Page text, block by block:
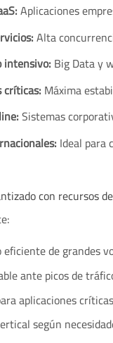
Aplicaciones
Alta
intensivo: Big Data y
críticas: Máxima
Sistemas
Ideal para
con recursos
de grandes
ante picos de
aplicaciones críticas
según